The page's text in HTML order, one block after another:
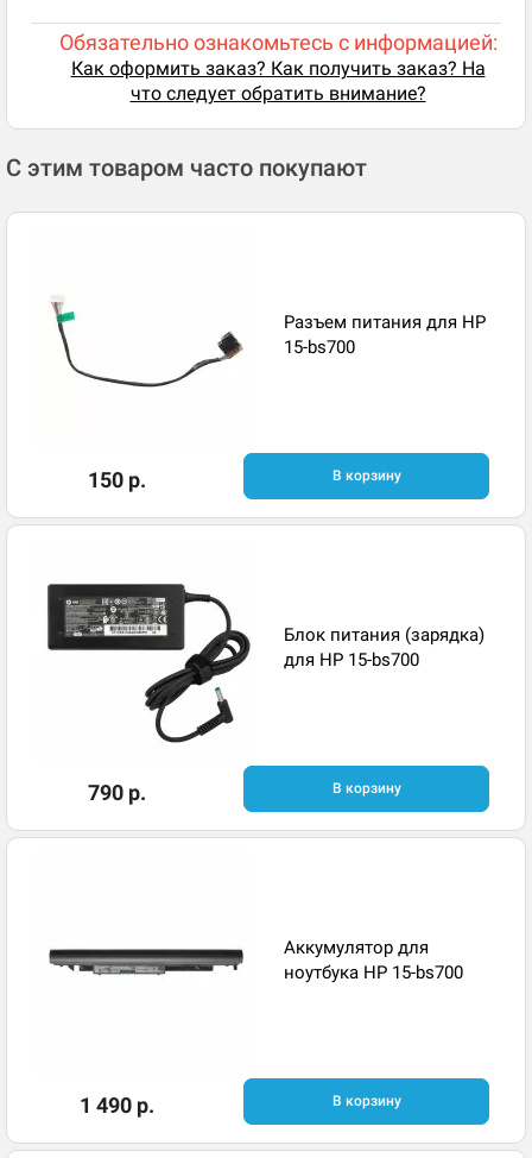
Обязательно ознакомьтесь с информацией:
Как оформить заказ? Как получить заказ? На
что следует обратить внимание?
С этим товаром часто покупают
Разъем питания для HP
15-bs700
150 р. В корзину
Блок питания (зарядка)
для HP 15-bs700
790 р. В корзину
Аккумулятор для
ноутбука HP 15-bs700
1 490 р. В корзину